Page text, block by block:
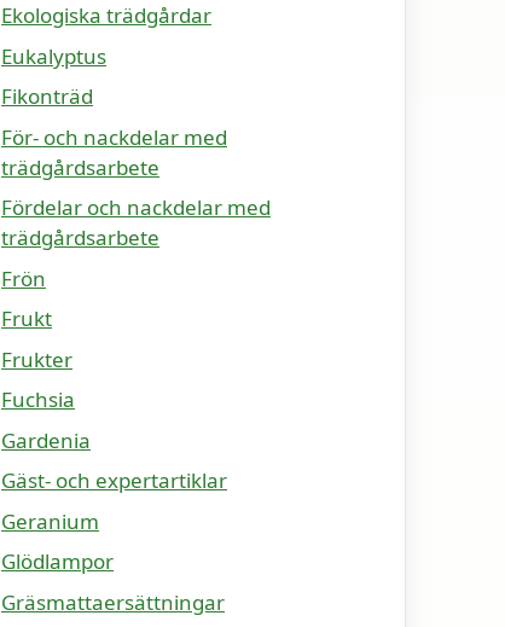
Ekologiska trädgårdar
Eukalyptus
Fikonträd
För- och nackdelar med
trädgårdsarbete
Fördelar och nackdelar med
trädgårdsarbete
Frön
Frukt
Frukter
Fuchsia
Gardenia
Gäst- och expertartiklar
Geranium
Glödlampor
Gräsmattaersättningar